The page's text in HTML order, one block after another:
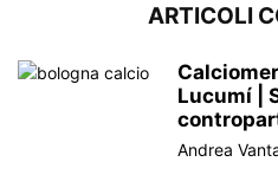
ARTICOLI
Lucumí |
Andrea